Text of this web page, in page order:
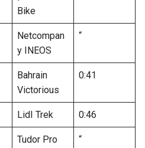
Bike
Netcompan
y INEOS
“
Bahrain
Victorious
0:41
LidI Trek 0:46
Tudor Pro
“